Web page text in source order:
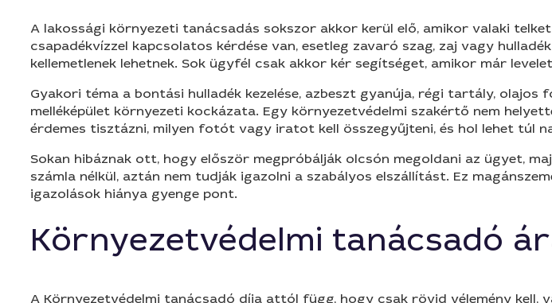
A lakossági környezeti tanácsadás sokszor akkor kerül elő, amikor valaki
csapadékvízzel kapcsolatos kérdése van, esetleg zavaró szag, zaj vagy
kellemetlenek lehetnek. Sok ügyfél csak akkor kér segítséget, amikor már
Gyakori téma a bontási hulladék kezelése, azbeszt gyanúja, régi tartály,
melléképület környezeti kockázata. Egy környezetvédelmi szakértő nem
érdemes tisztázni, milyen fotót vagy iratot kell összegyűjteni, és hol lehet túl
Sokan hibáznak ott, hogy először megpróbálják olcsón megoldani az ügyet,
számla nélkül, aztán nem tudják igazolni a szabályos elszállítást. Ez
igazolások hiánya gyenge pont.
Környezetvédelmi tanácsadó
A Környezetvédelmi tanácsadó díja attól függ, hogy csak rövid vélemény kell,